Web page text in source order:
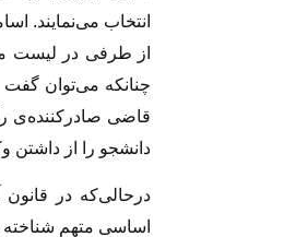
انتخاب می‌نمایند.
چنانکه می‌توان گفت
قاضی صادرکننده‌ی
دانشجو را از داشتن
درحالی‌که در
اساسی متهم